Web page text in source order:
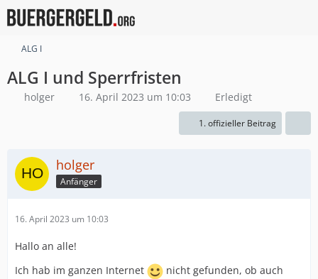
ALG I
ALG I und Sperrfristen
holger 16. April 2023 um 10:03 Erledigt
1. offizieller Beitrag
holger
Anfänger
16. April 2023 um 10:03
Hallo an alle!
Ich hab im ganzen Internet
nicht gefunden, ob auch